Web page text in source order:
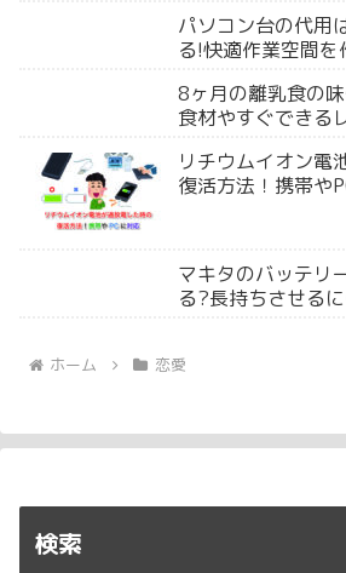
パソコン台の代用
る!快適作業空間を
8ヶ月の離乳食の
食材やすぐできる
リチウムイオン電
復活方法！携帯や
マキタのバッテリ
る?長持ちさせる
ホーム 恋愛
検索